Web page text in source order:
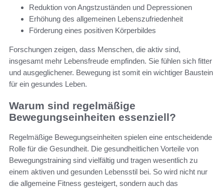
Reduktion von Angstzuständen und Depressionen
Erhöhung des allgemeinen Lebenszufriedenheit
Förderung eines positiven Körperbildes
Forschungen zeigen, dass Menschen, die aktiv sind,
insgesamt mehr Lebensfreude empfinden. Sie fühlen sich fitter
und ausgeglichener. Bewegung ist somit ein wichtiger Baustein
für ein gesundes Leben.
Warum sind regelmäßige
Bewegungseinheiten essenziell?
Regelmäßige Bewegungseinheiten spielen eine entscheidende
Rolle für die Gesundheit. Die gesundheitlichen Vorteile von
Bewegungstraining sind vielfältig und tragen wesentlich zu
einem aktiven und gesunden Lebensstil bei. So wird nicht nur
die allgemeine Fitness gesteigert, sondern auch das